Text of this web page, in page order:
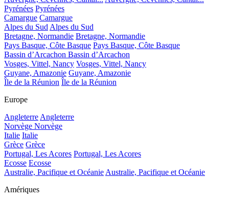
Pyrénées Pyrénées
Camargue Camargue
Alpes du SudAlpes du Sud
Bretagne, Normandie Bretagne, Normandie
Pays Basque, Côte Basque Pays Basque, Côte Basque
Bassin d’Arcachon Bassin d’Arcachon
Vosges, Vittel, Nancy Vosges, Vittel, Nancy
Guyane, Amazonie Guyane, Amazonie
Île de la Réunion Île de la Réunion
Europe
AngleterreAngleterre
Norvège Norvège
Italie Italie
Grèce Grèce
Portugal, Les Acores Portugal, Les Acores
Ecosse Ecosse
Australie, Pacifique et OcéanieAustralie, Pacifique et Océanie
Amériques